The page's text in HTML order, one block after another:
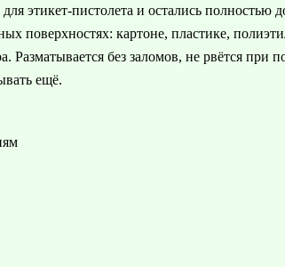
этикет-пистолета и остались полностью
поверхностях: картоне, пластике,
Разматывается без заломов, не рвётся
ещё.